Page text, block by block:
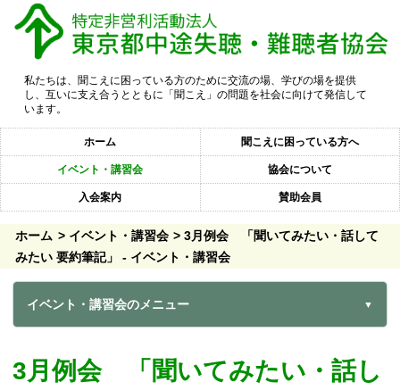
私たちは、聞こえに困っている方のために交流の場、学びの場を提供
し、互いに支え合うとともに「聞こえ」の問題を社会に向けて発信して
います。
ホーム 聞こえに困っている方へ
イベント・講習会 協会について
入会案内 賛助会員
ホーム イベント・講習会
3月例会 「聞いてみたい・話して
みたい 要約筆記」 - イベント・講習会
イベント・講習会のメニュー
3月例会 「聞いてみたい・話し